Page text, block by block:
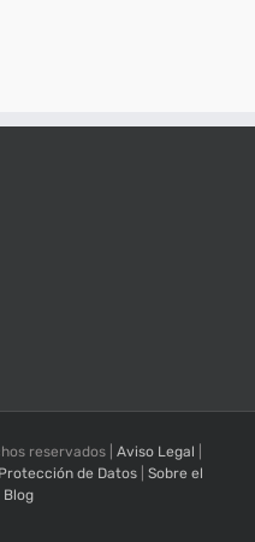
reservados | Aviso Legal
de Datos| Sobre el
Blog